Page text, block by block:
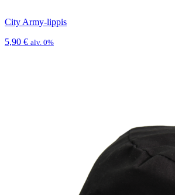
City Army-lippis
5,90 € alv. 0%